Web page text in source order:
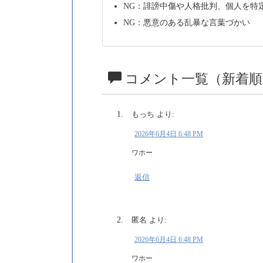
NG：誹謗中傷や人格批判、個人を特
NG：悪意のある乱暴な言葉づかい
コメント一覧（新着順
もっち より:
2026年6月4日 6:48 PM
ワホー
返信
匿名 より:
2026年6月4日 6:48 PM
ワホー